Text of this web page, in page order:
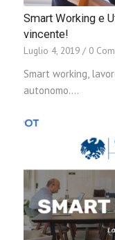
Smart Working e
vincente!
Luglio 4, 2019 / 0
Smart working,
autonomo.…